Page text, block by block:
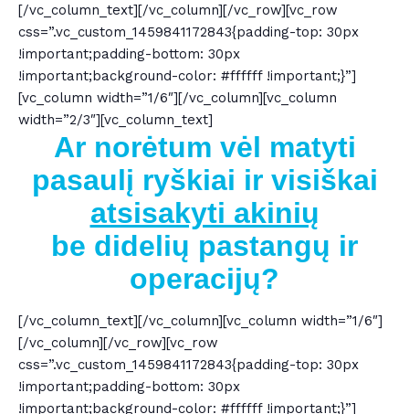
[/vc_column_text][/vc_column][/vc_row][vc_row
css=”.vc_custom_1459841172843{padding-top: 30px
!important;padding-bottom: 30px
!important;background-color: #ffffff !important;}”]
[vc_column width=”1/6″][/vc_column][vc_column
width=”2/3″][vc_column_text]
Ar norėtum vėl matyti
pasaulį ryškiai ir visiškai
atsisakyti akinių
be didelių pastangų ir
operacijų?
[/vc_column_text][/vc_column][vc_column width=”1/6″]
[/vc_column][/vc_row][vc_row
css=”.vc_custom_1459841172843{padding-top: 30px
!important;padding-bottom: 30px
!important;background-color: #ffffff !important;}”]